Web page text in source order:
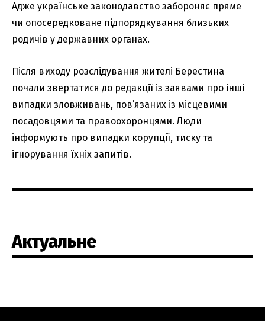
Адже українське законодавство забороняє пряме
чи опосередковане підпорядкування близьких
родичів у державних органах.
Після виходу розслідування жителі Берестина
почали звертатися до редакції із заявами про інші
випадки зловживань, пов’язаних із місцевими
посадовцями та правоохоронцями. Люди
інформують про випадки корупції, тиску та
ігнорування їхніх запитів.
Актуальне